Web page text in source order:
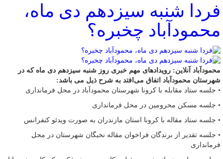
فردا شنبه سیزدهم دی ماه،
محمودآباد چخبره؟
محمودآباد آنلاین: رویدادهای مهم خبری روز شنبه سیزدهم دی ماه که در
شهرستان محمودآباد اتفاق می‌افتد به شرح ذیل می باشد:
• جلسه ستاد مقابله با کرونا شهرستان محمودآباد در محل فرمانداری
• جلسه مسکن محرومین در محل فرمانداری
• جلسه ستاد مقاله با کرونا استان مازندران به صورت ویدئو کنفرانس
• جلسه تقدیر از برندگان فراخوان مقاله نخبگان شهرستان در محل
فرمانداری